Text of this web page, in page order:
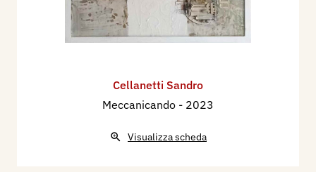
Cellanetti Sandro
Meccanicando - 2023
Visualizza scheda